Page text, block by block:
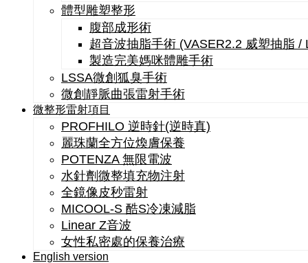
體型雕塑整形
腹部成形術
超音波抽脂手術 (VASER2.2 威塑抽脂 /
製造完美媽咪體雕手術
LSSA微創狐臭手術
微創靜脈曲張雷射手術
微整形雷射項目
PROFHILO 逆時針(逆時真)
麗珠蘭全方位煥膚保養
POTENZA 無限電波
水針劑微整填充物注射
全鏡像皮秒雷射
MICOOL-S 酷S冷凍減脂
Linear Z音波
女性私密處的保養治療
English version